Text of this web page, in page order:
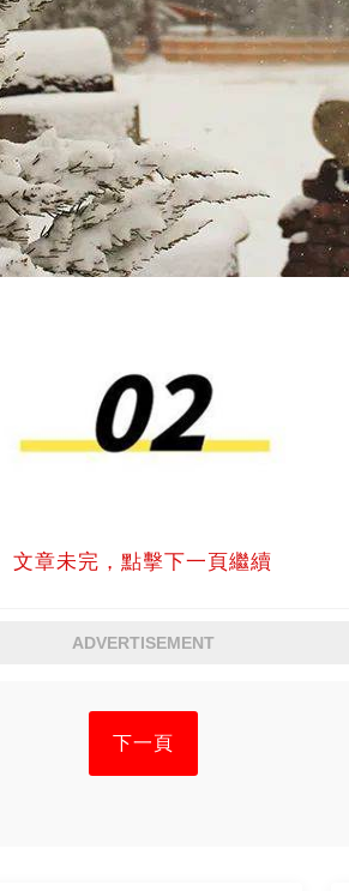
文章未完，點擊下一頁繼續
ADVERTISEMENT
下一頁